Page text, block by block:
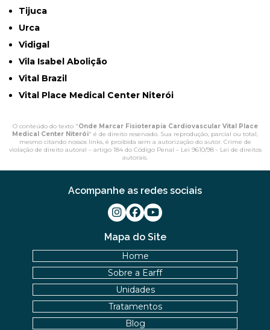
Tijuca
Urca
Vidigal
Vila Isabel Abolição
Vital Brazil
Vital Place Medical Center Niterói
O conteúdo do texto "Onde Marcar Fisioterapia Cardiovascular Vital Place
Medical Center Niterói" é de direito reservado. Sua reprodução, parcial ou total,
mesmo citando nossos links, é proibida sem a autorização do autor. Crime de
violação de direito autoral – artigo 184 do Código Penal – Lei 9610/98 - Lei de direitos
autorais
Mapa do Site
Home
Sobre a Earff
Unidades
Tratamentos
Blog
Acompanhe as redes sociais